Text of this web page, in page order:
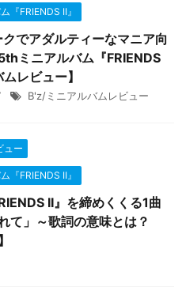
『FRIENDS II』
クでアダルティーなマニア向
ミニアルバム『FRIENDS
レビュー】
B'z/ミニアルバムレビュー
ュー
『FRIENDS II』
II』を締めくくる1曲
て」～歌詞の意味とは？